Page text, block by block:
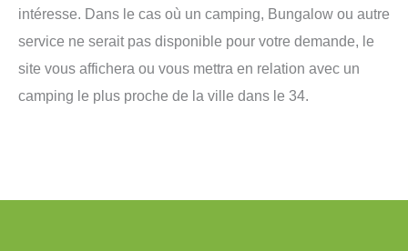
intéresse. Dans le cas où un camping, Bungalow ou autre
service ne serait pas disponible pour votre demande, le
site vous affichera ou vous mettra en relation avec un
camping le plus proche de la ville dans le 34.